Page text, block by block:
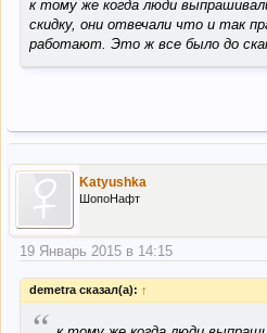
к тому же когда люди
скидку, они отвечали что и так
работают. Это ж все было до
Katyushka
ШопоНафт
19 Январь 2015 в 14:15
demetra сказал(а): ↑
“